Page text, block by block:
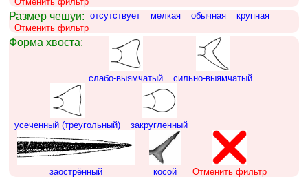
Размер чешуи: отсутствует мелкая обычная
крупная
Отменить фильтр
Форма хвоста:
слабо-выямчатый сильно-выямчатый
усеченный (треугольный) закругленный
заострённый косой Отменить фильтр